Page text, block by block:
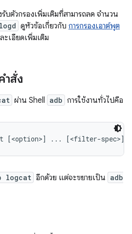
รับตัวกรองเพิ่มเติมที่สามารถลด จำนวน
logd ดูหัวข้อเกี่ยวกับ การกรองเอาต์พุต
ะเอียดเพิ่มเติม
ำสั่ง
ผ่าน Shell adb การใช้งานทั่วไปคือ
logcat อีกด้วย แต่จะขยายเป็น adb